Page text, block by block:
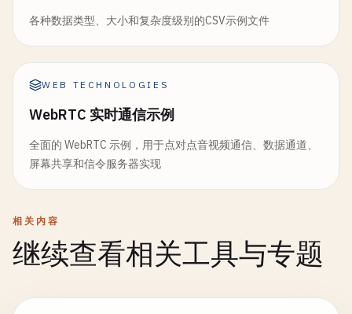
各种数据类型、大小和复杂度级别的CSV示例文件
WEB TECHNOLOGIES
WebRTC 实时通信示例
全面的 WebRTC 示例，用于点对点音视频通信、数据通道、
屏幕共享和信令服务器实现
相关内容
继续查看相关工具与专题